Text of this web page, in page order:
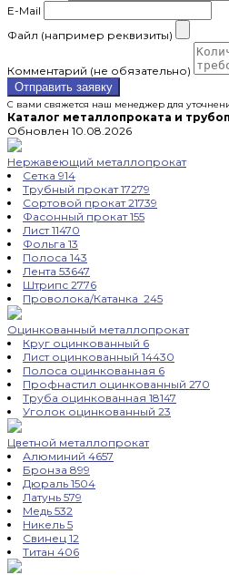
E-Mail
Файл (например реквизиты)
Комментарий (не обязательно)
Отправить заявку
С вами свяжется наш менеджер для
Каталог металлопроката и
Обновлен 10.08.2026
Нержавеющий металлопрокат
Сетка 914
Трубный прокат17279
Сортовой прокат21739
Фасонный прокат155
Лист11470
Фольга 13
Полоса 143
Лента 53647
Штрипс 2776
Проволока/Катанка 245
Оцинкованный металлопрокат
Круг оцинкованный 6
Лист оцинкованный 14430
Полоса оцинкованная 6
Профнастил оцинкованный 270
Труба оцинкованная 18147
Уголок оцинкованный 23
Цветной металлопрокат
Алюминий 4657
Бронза 899
Дюраль 1504
Латунь 579
Медь 532
Никель 5
Свинец 12
Титан 406